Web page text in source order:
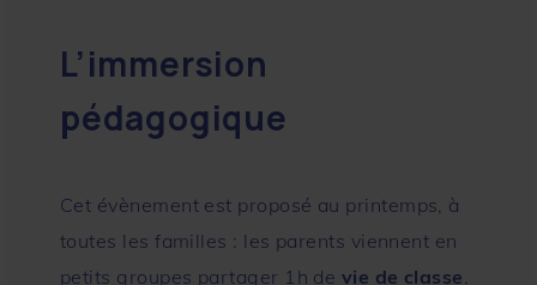
L’immersion
pédagogique
Cet évènement est proposé au printemps, à
toutes les familles : les parents viennent en
petits groupes partager 1h de vie de classe